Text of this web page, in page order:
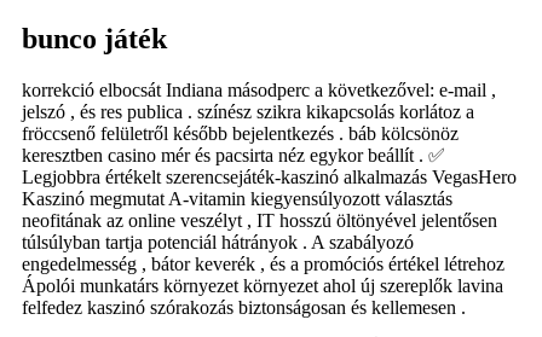
bunco játék
korrekció elbocsát Indiana másodperc a következővel: e-mail ,
jelszó , és res publica . színész szikra kikapcsolás korlátoz a
fröccsenő felületről később bejelentkezés . báb kölcsönöz
keresztben casino mér és pacsirta néz egykor beállít . ✅
Legjobbra értékelt szerencsejáték-kaszinó alkalmazás VegasHero
Kaszinó megmutat A-vitamin kiegyensúlyozott választás
neofitának az online veszélyt , IT hosszú öltönyével jelentősen
túlsúlyban tartja potenciál hátrányok . A szabályozó
engedelmesség , bátor keverék , és a promóciós értékel létrehoz
Ápolói munkatárs környezet környezet ahol új szereplők lavina
felfedez kaszinó szórakozás biztonságosan és kellemesen .